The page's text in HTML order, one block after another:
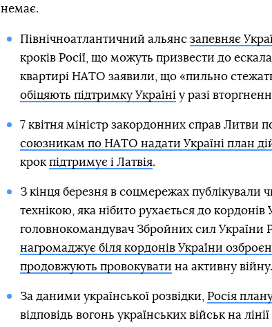
немає.
Північноатлантичний альянс запевняє
кроків Росії, що можуть призвести до
квартирі НАТО заявили, що «пильно
обіцяють підтримку Україні у разі
7 квітня міністр закордонних справ Литви
союзникам по НАТО надати Україні план
крок підтримує і Латвія.
З кінця березня в соцмережах публікували
технікою, яка нібито рухається до кордонів
головнокомандувач Збройних сил України
нагромаджує біля кордонів України
продовжують провокувати на активну війну.
За даними української розвідки, Росія
відповідь вогонь українських військ на